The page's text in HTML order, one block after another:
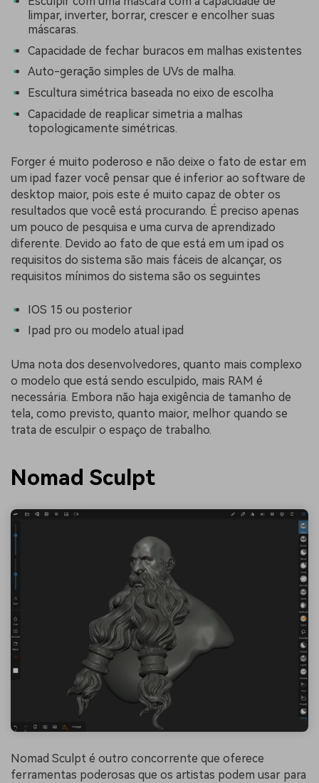
limpar, inverter, borrar, crescer e encolher suas
máscaras.
Capacidade de fechar buracos em malhas existentes
Auto-geração simples de UVs de malha.
Escultura simétrica baseada no eixo de escolha
Capacidade de reaplicar simetria a malhas
topologicamente simétricas.
Forger é muito poderoso e não deixe o fato de estar em
um ipad fazer você pensar que é inferior ao software de
desktop maior, pois este é muito capaz de obter os
resultados que você está procurando. É preciso apenas
um pouco de pesquisa e uma curva de aprendizado
diferente. Devido ao fato de que está em um ipad os
requisitos do sistema são mais fáceis de alcançar, os
requisitos mínimos do sistema são os seguintes
IOS 15 ou posterior
Ipad pro ou modelo atual ipad
Uma nota dos desenvolvedores, quanto mais complexo
o modelo que está sendo esculpido, mais RAM é
necessária. Embora não haja exigência de tamanho de
tela, como previsto, quanto maior, melhor quando se
trata de esculpir o espaço de trabalho.
Nomad Sculpt
Nomad Sculpt é outro concorrente que oferece
ferramentas poderosas que os artistas podem usar para